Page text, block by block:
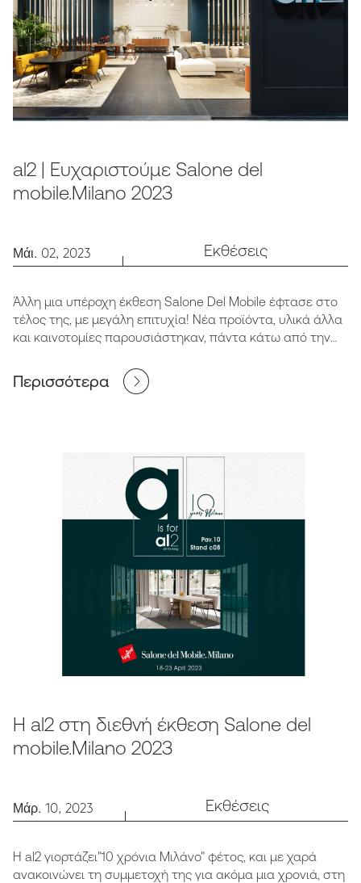
al2 | Ευχαριστούμε Salone del
mobile.Milano 2023
Μάι. 02, 2023 Εκθέσεις
Άλλη μια υπέροχη έκθεση Salone Del Mobile έφτασε στο
τέλος της, με μεγάλη επιτυχία! Νέα προϊόντα, υλικά άλλα
και καινοτομίες παρουσιάστηκαν, πάντα κάτω από την
Περισσότερα
Η al2 στη διεθνή έκθεση Salone del
mobile.Milano 2023
Μάρ. 10, 2023 Εκθέσεις
H al2 γιορτάζει"10 χρόνια Μιλάνο" φέτος, και με χαρά
ανακοινώνει τη συμμετοχή της για ακόμα μια χρονιά, στη